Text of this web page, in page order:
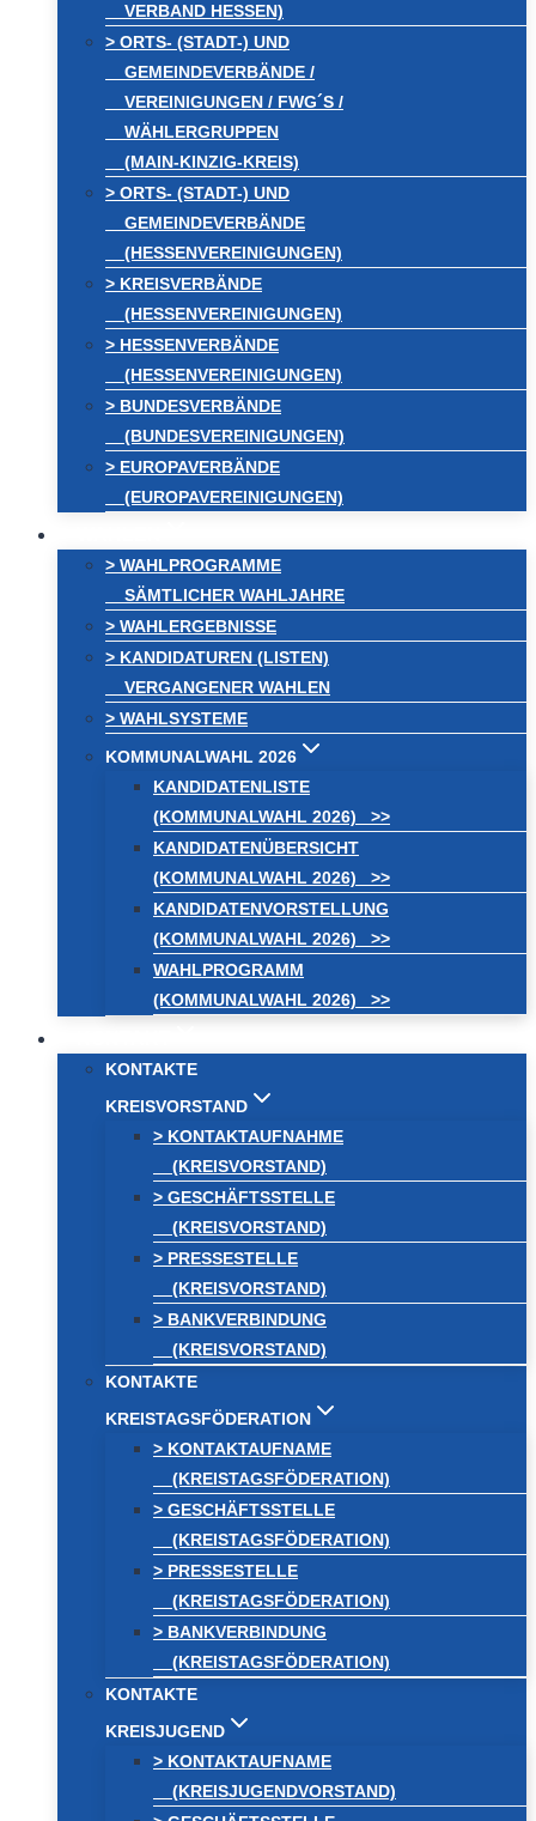
VERBAND HESSEN)
> ORTS- (STADT-) UND
GEMEINDEVERBÄNDE /
VEREINIGUNGEN / FWG´S /
WÄHLERGRUPPEN
(MAIN-KINZIG-KREIS)
> ORTS- (STADT-) UND
GEMEINDEVERBÄNDE
(HESSENVEREINIGUNGEN)
> KREISVERBÄNDE
(HESSENVEREINIGUNGEN)
> HESSENVERBÄNDE
(HESSENVEREINIGUNGEN)
> BUNDESVERBÄNDE
(BUNDESVEREINIGUNGEN)
> EUROPAVERBÄNDE
(EUROPAVEREINIGUNGEN)
> WAHLPROGRAMME
SÄMTLICHER WAHLJAHRE
> WAHLERGEBNISSE
> KANDIDATUREN (LISTEN)
VERGANGENER WAHLEN
> WAHLSYSTEME
KOMMUNALWAHL 2026
KANDIDATENLISTE
(KOMMUNALWAHL 2026) >>
KANDIDATENÜBERSICHT
(KOMMUNALWAHL 2026) >>
KANDIDATENVORSTELLUNG
(KOMMUNALWAHL 2026) >>
WAHLPROGRAMM
(KOMMUNALWAHL 2026) >>
KONTAKTE
KREISVORSTAND
> KONTAKTAUFNAHME
(KREISVORSTAND)
> GESCHÄFTSSTELLE
(KREISVORSTAND)
> PRESSESTELLE
(KREISVORSTAND)
> BANKVERBINDUNG
(KREISVORSTAND)
KONTAKTE
KREISTAGSFÖDERATION
> KONTAKTAUFNAME
(KREISTAGSFÖDERATION)
> GESCHÄFTSSTELLE
(KREISTAGSFÖDERATION)
> PRESSESTELLE
(KREISTAGSFÖDERATION)
> BANKVERBINDUNG
(KREISTAGSFÖDERATION)
KONTAKTE
KREISJUGEND
> KONTAKTAUFNAME
(KREISJUGENDVORSTAND)